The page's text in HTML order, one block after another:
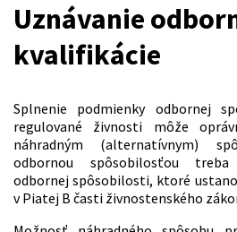
Uznávanie
kvalifikácie
Splnenie podmienky odbornej
regulované živnosti môže
náhradným (alternatívnym)
odbornou spôsobilosťou
odbornej spôsobilosti, ktoré
v Piatej B časti živnostenského